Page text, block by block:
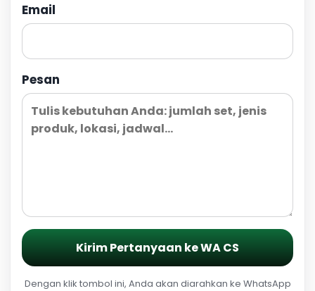
Email
Pesan
Kirim Pertanyaan ke WA CS
Dengan klik tombol ini, Anda akan diarahkan ke WhatsApp